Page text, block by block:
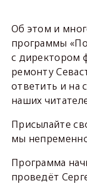
Об этом и
программы
с директором
ремонту
ответить и
наших
Присылайте
мы
Программа
проведёт